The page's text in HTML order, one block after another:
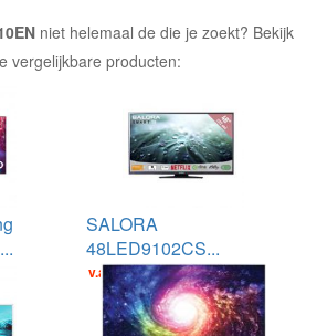
niet helemaal de die je zoekt? Bekijk
vergelijkbare producten:
SALORA
48LED9102CS...
v.a. €449.00